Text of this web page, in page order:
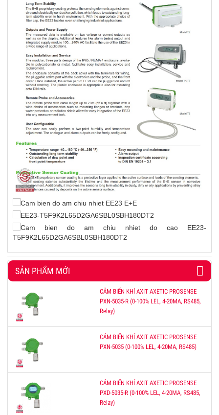
SẢN PHẨM MỚI
CẢM BIẾN KHÍ AXIT AXETIC PROSENSE
PXN-5035-R (0-100% LEL, 4-20MA, RS485,
Relay)
CẢM BIẾN KHÍ AXIT AXETIC PROSENSE
PXN-5035 (0-100% LEL, 4-20MA, RS485)
CẢM BIẾN KHÍ AXIT AXETIC PROSENSE
PXD-5035-R (0-100% LEL, 4-20MA, RS485,
Relay)